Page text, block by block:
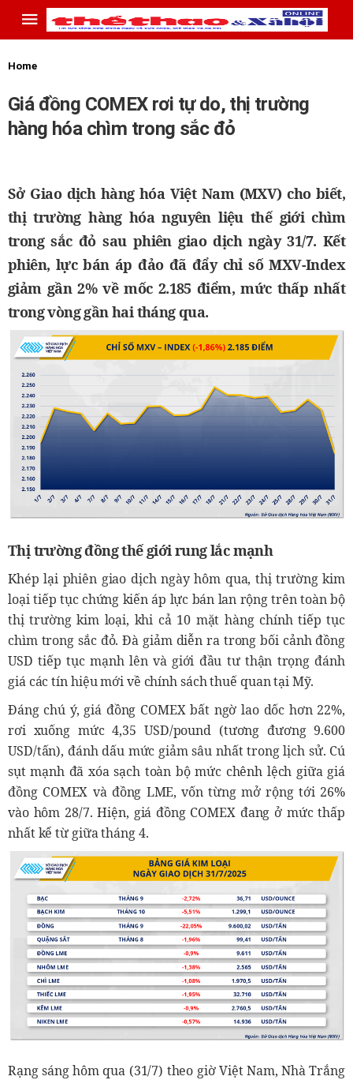
Home
Giá đồng COMEX rơi tự do, thị trường
hàng hóa chìm trong sắc đỏ
Sở Giao dịch hàng hóa Việt Nam (MXV) cho biết,
thị trường hàng hóa nguyên liệu thế giới chìm
trong sắc đỏ sau phiên giao dịch ngày 31/7. Kết
phiên, lực bán áp đảo đã đẩy chỉ số MXV-Index
giảm gần 2% về mốc 2.185 điểm, mức thấp nhất
trong vòng gần hai tháng qua.
Thị trường đồng thế giới rung lắc mạnh
Khép lại phiên giao dịch ngày hôm qua, thị trường kim
loại tiếp tục chứng kiến áp lực bán lan rộng trên toàn bộ
thị trường kim loại, khi cả 10 mặt hàng chính tiếp tục
chìm trong sắc đỏ. Đà giảm diễn ra trong bối cảnh đồng
USD tiếp tục mạnh lên và giới đầu tư thận trọng đánh
giá các tín hiệu mới về chính sách thuế quan tại Mỹ.
Đáng chú ý, giá đồng COMEX bất ngờ lao dốc hơn 22%,
rơi xuống mức 4,35 USD/pound (tương đương 9.600
USD/tấn), đánh dấu mức giảm sâu nhất trong lịch sử. Cú
sụt mạnh đã xóa sạch toàn bộ mức chênh lệch giữa giá
đồng COMEX và đồng LME, vốn từng mở rộng tới 26%
vào hôm 28/7. Hiện, giá đồng COMEX đang ở mức thấp
nhất kể từ giữa tháng 4.
Rạng sáng hôm qua (31/7) theo giờ Việt Nam, Nhà Trắng